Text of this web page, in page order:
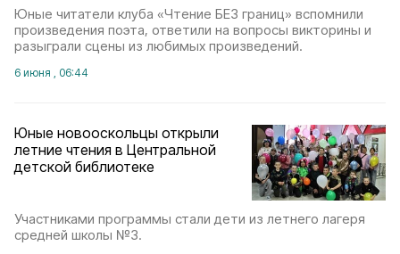
Юные читатели клуба «Чтение БЕЗ границ» вспомнили
произведения поэта, ответили на вопросы викторины и
разыграли сцены из любимых произведений.
6 июня , 06:44
Юные новооскольцы открыли
летние чтения в Центральной
детской библиотеке
Участниками программы стали дети из летнего лагеря
средней школы №3.